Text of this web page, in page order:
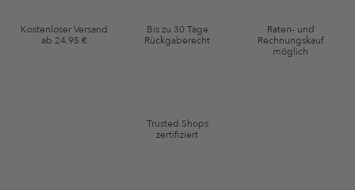
Gutscheinkonditionen
*Gutschein ab Anmeldung 60 Tage einmalig anwendbar. Nicht gültig auf
Kostenloser Versand
ab 24,95 €
Bis zu 30 Tage
Rückgaberecht
Raten- und
Rechnungskauf
möglich
Trusted Shops
zertifiziert